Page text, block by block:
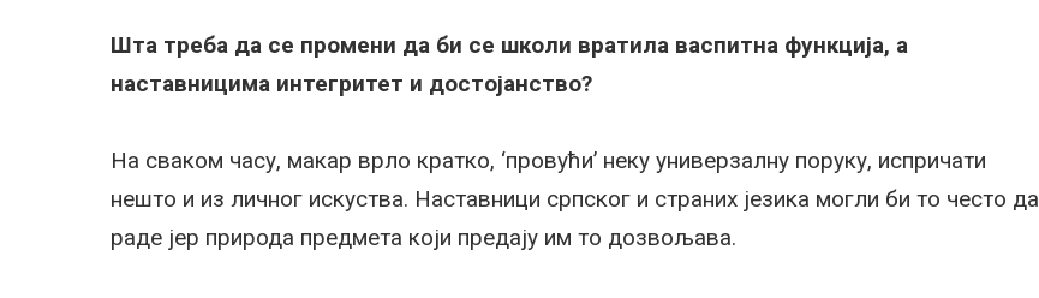
Шта треба да се промени да би се школи вратила васпитна функција, а
наставницима интегритет и достојанство?
На сваком часу, макар врло кратко, ‘провући’ неку универзалну поруку, испричати
нешто и из личног искуства. Наставници српског и страних језика могли би то често да
раде јер природа предмета који предају им то дозвољава.